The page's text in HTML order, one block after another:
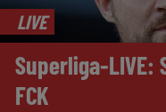
LIVE
Superliga-LIVE:
FCK